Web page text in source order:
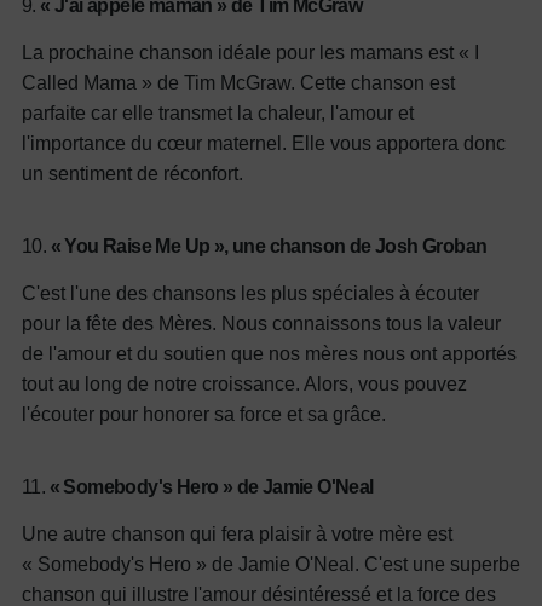
9. « J'ai appelé maman » de Tim McGraw
La prochaine chanson idéale pour les mamans est « I
Called Mama » de Tim McGraw. Cette chanson est
parfaite car elle transmet la chaleur, l'amour et
l'importance du cœur maternel. Elle vous apportera donc
un sentiment de réconfort.
10. « You Raise Me Up », une chanson de Josh Groban
C'est l'une des chansons les plus spéciales à écouter
pour la fête des Mères. Nous connaissons tous la valeur
de l'amour et du soutien que nos mères nous ont apportés
tout au long de notre croissance. Alors, vous pouvez
l'écouter pour honorer sa force et sa grâce.
11. « Somebody's Hero » de Jamie O'Neal
Une autre chanson qui fera plaisir à votre mère est
« Somebody's Hero » de Jamie O'Neal. C'est une superbe
chanson qui illustre l'amour désintéressé et la force des